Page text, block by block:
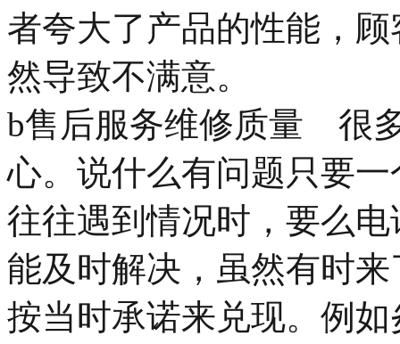
者夸大了产品的性能，
然导致不满意。
b售后服务维修质量 很
心。说什么有问题只要
往往遇到情况时，要么
能及时解决，虽然有时
按当时承诺来兑现。例